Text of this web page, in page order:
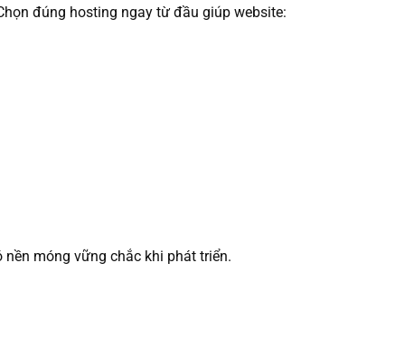
đúng hosting ngay từ đầu giúp website:
móng vững chắc khi phát triển.